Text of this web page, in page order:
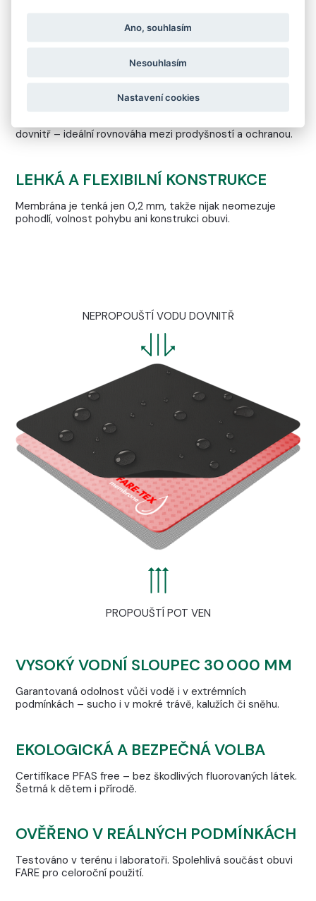
Membrána FARE‑TEX zajišťuje, že vaše chodidla zůstanou
CHYTRÉ ŘÍZENÍ VLHKOSTI
dovnitř – ideální rovnováha mezi prodyšností a ochranou.
LEHKÁ A FLEXIBILNÍ KONSTRUKCE
Membrána je tenká jen 0,2 mm, takže nijak neomezuje
pohodlí, volnost pohybu ani konstrukci obuvi.
NEPROPOUŠTÍ VODU DOVNITŘ
PROPOUŠTÍ POT VEN
VYSOKÝ VODNÍ SLOUPEC 30 000 MM
Garantovaná odolnost vůči vodě i v extrémních
podmínkách – sucho i v mokré trávě, kalužích či sněhu.
EKOLOGICKÁ A BEZPEČNÁ VOLBA
Certifikace PFAS free – bez škodlivých fluorovaných látek.
Šetrná k dětem i přírodě.
OVĚŘENO V REÁLNÝCH PODMÍNKÁCH
Testováno v terénu i laboratoři. Spolehlivá součást obuvi
FARE pro celoroční použití.
Ano, souhlasím
Nesouhlasím
Nastavení cookies